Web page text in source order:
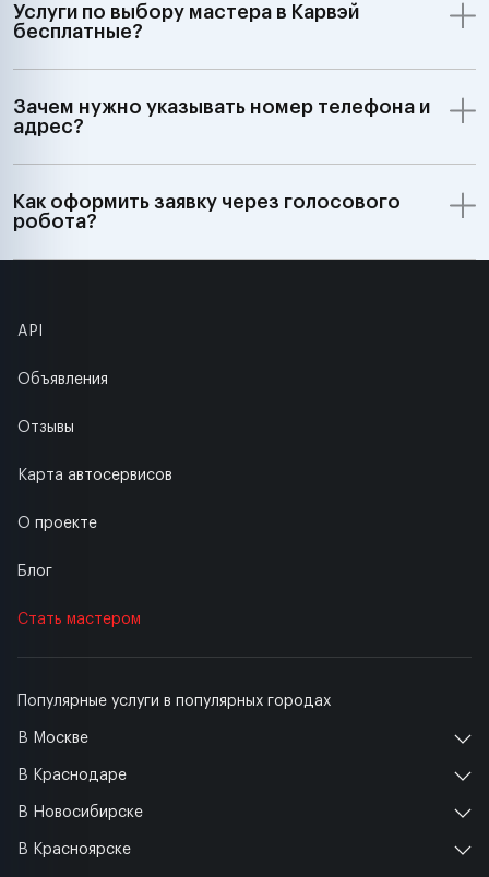
Услуги по выбору мастера в Карвэй
бесплатные?
Зачем нужно указывать номер телефона и
адрес?
Как оформить заявку через голосового
робота?
Популярные услуги в популярных городах
В Москве
В Краснодаре
В Новосибирске
В Красноярске
API
Объявления
Отзывы
Карта автосервисов
О проекте
Блог
Стать мастером